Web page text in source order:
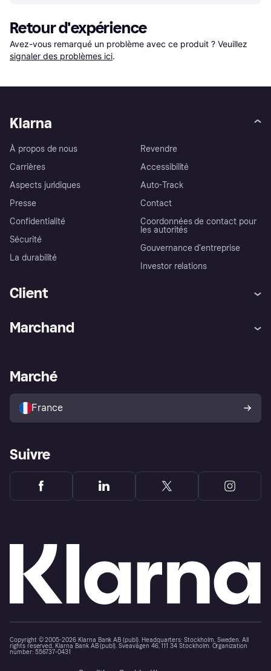
Retour d'expérience
Avez-vous remarqué un problème avec ce produit ? Veuillez
signaler des problèmes ici.
Klarna
À propos de nous
Carrières
Aspects juridiques
Presse
Confidentialité
Sécurité
La durabilité
Revendre
Accessibilité
Auto-Track
Contact
Coordonnées de contact pour
les autorités
Gouvernance d’entreprise
Investor relations
Client
Explorez les magasins
Politique de protection de
l’acheteur Klarna
Marchand
Portail Marchand
Marché
France
Suivre
Copyright © 2005-2026 Klarna Bank AB (publ). Headquarters: Stockholm, Sweden. All
rights reserved. Klarna Bank AB (publ). Sveavägen 46, 111 34 Stockholm. Organization
number: 556737-0431